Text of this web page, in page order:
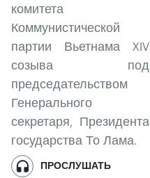
комитета
Коммунистической
партии Вьетнама XIV
созыва под
председательством
Генерального
секретаря, Президента
государства То Лама.
ПРОСЛУШАТЬ